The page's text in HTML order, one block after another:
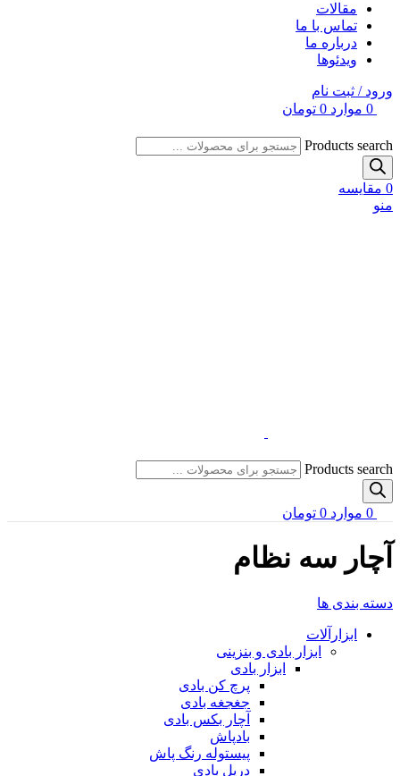
مقالات
تماس با ما
درباره ما
ویدئوها
ورود / ثبت نام
0 موارد 0 تومان
Products search
0 مقایسه
منو
Products search
0 موارد 0 تومان
آچار سه نظام
دسته بندی ها
ابزارآلات
ابزار بادی و بنزینی
ابزار بادی
پرچ کن بادی
جغجغه بادی
آچار بکس بادی
بادپاش
پیستوله رنگ پاش
دریل بادی